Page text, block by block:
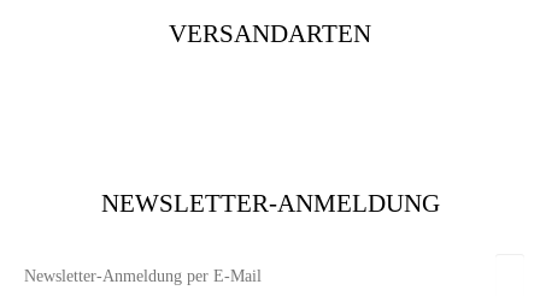
VERSANDARTEN
NEWSLETTER-ANMELDUNG